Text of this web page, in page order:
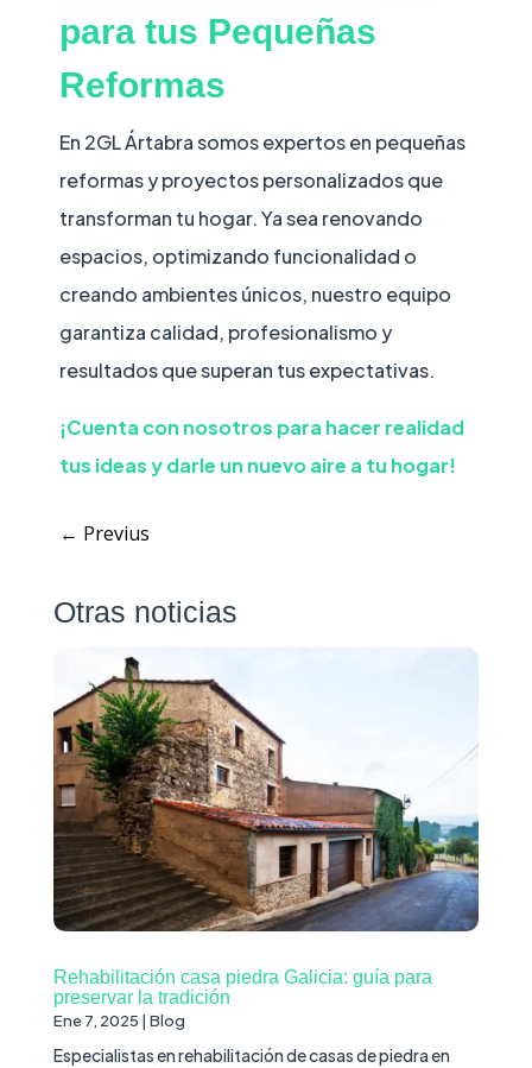
para tus Pequeñas
Reformas
En 2GL Ártabra somos expertos en pequeñas
reformas y proyectos personalizados que
transforman tu hogar. Ya sea renovando
espacios, optimizando funcionalidad o
creando ambientes únicos, nuestro equipo
garantiza calidad, profesionalismo y
resultados que superan tus expectativas.
¡Cuenta con nosotros para hacer realidad
tus ideas y darle un nuevo aire a tu hogar!
← Previus
Otras noticias
Rehabilitación casa piedra Galicia: guía para
preservar la tradición
Ene 7, 2025 | Blog
Especialistas en rehabilitación de casas de piedra en